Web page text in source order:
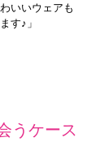
いいウェアも
す♪」
うケース